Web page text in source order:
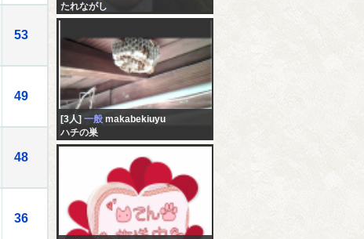
53
49
48
36
たれながし
[3人] 一般 makabekiuyu
ハチの巣